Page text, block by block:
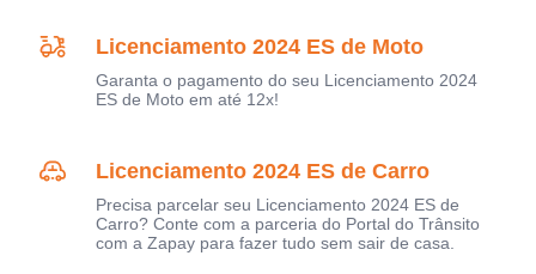
Licenciamento 2024 ES de Moto
Garanta o pagamento do seu Licenciamento 2024
ES de Moto em até 12x!
Licenciamento 2024 ES de Carro
Precisa parcelar seu Licenciamento 2024 ES de
Carro? Conte com a parceria do Portal do Trânsito
com a Zapay para fazer tudo sem sair de casa.